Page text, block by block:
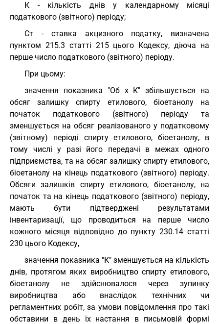
К - кількість днів у календарному місяці
податкового (звітного) періоду;
Ст - ставка акцизного податку, визначена
пунктом 215.3 статті 215 цього Кодексу, діюча на
перше число податкового (звітного) періоду.
При цьому:
значення показника "Об x К" збільшується на
обсяг залишку спирту етилового, біоетанолу на
початок податкового (звітного) періоду та
зменшується на обсяг реалізованого у податковому
(звітному) періоді спирту етилового, біоетанолу, в
тому числі у разі його передачі в межах одного
підприємства, та на обсяг залишку спирту етилового,
біоетанолу на кінець податкового (звітного) періоду.
Обсяги залишків спирту етилового, біоетанолу, на
початок та на кінець податкового (звітного) періоду,
мають бути підтверджені результатами
інвентаризації, що проводиться на перше число
кожного місяця відповідно до пункту 230.14 статті
230 цього Кодексу,
значення показника "К" зменшується на кількість
днів, протягом яких виробництво спирту етилового,
біоетанолу не здійснювалося через зупинку
виробництва або внаслідок технічних чи
регламентних робіт, за умови повідомлення про такі
обставини в день їх настання в письмовій формі